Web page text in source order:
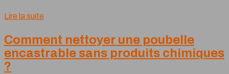
Lire la suite
Comment nettoyer une poubelle
encastrable sans produits chimiques
?